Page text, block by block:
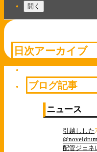
開く
日次アーカイブ
ブログ記事
ニュース
引越しした
@noveldrum
配管ジェネ